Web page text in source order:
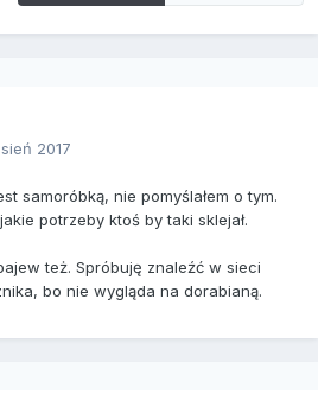
2017
samoróbką, nie pomyślałem o tym.
potrzeby ktoś by taki sklejał.
też. Spróbuję znaleźć w sieci
bo nie wygląda na dorabianą.